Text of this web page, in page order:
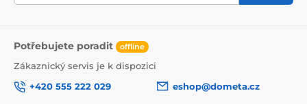
Potřebujete poradit offline
Zákaznický servis je k dispozici
+420 555 222 029
eshop@dometa.cz